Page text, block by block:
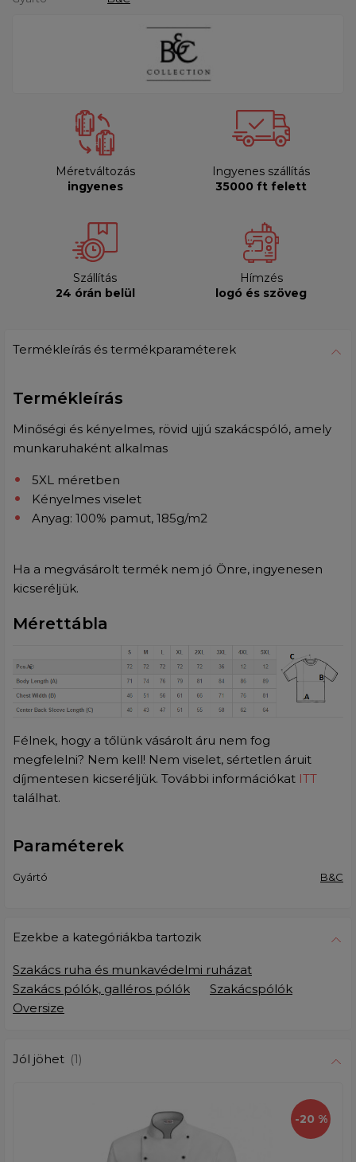
Méretváltozás
ingyenes
Ingyenes szállítás
35000 ft felett
Szállítás
24 órán belül
Hímzés
logó és szöveg
Termékleírás és termékparaméterek
Termékleírás
Minőségi és kényelmes, rövid ujjú szakácspóló, amely
munkaruhaként alkalmas
5XL méretben
Kényelmes viselet
Anyag: 100% pamut, 185g/m2
Ha a megvásárolt termék nem jó Önre, ingyenesen
kicseréljük.
Mérettábla
Félnek, hogy a tőlünk vásárolt áru nem fog
megfelelni? Nem kell! Nem viselet, sértetlen áruit
díjmentesen kicseréljük. További információkat ITT
találhat.
Paraméterek
Gyártó B&C
Ezekbe a kategóriákba tartozik
Szakács ruha és munkavédelmi ruházat
Szakács pólók, galléros pólók
Szakácspólók
Oversize
Jól jöhet (1)
-20 %